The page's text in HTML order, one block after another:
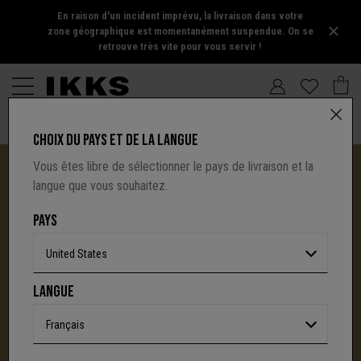
En raison d'un incident imprévu, la livraison dans votre
zone géographique est momentanément suspendue. On se
retrouve très vite pour vous servir !
UNE NOUVELLE PAGE S'ÉCRIT AVEC IKKS
C'est la fin d'une aventure : le site I.Code ferme
définitivement.Mais l'audace, la créativité
CHOIX DU PAYS ET DE LA LANGUE
Vous êtes libre de sélectionner le pays de livraison et la
langue que vous souhaitez.
PAYS
United States
LANGUE
Français